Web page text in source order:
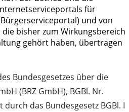
für
und von
bisher zum Wirkungsbereich
gehört haben, übertragen
Bundesgesetzes über die
(BRZ GmbH), BGBl. Nr.
das Bundesgesetz BGBl. I